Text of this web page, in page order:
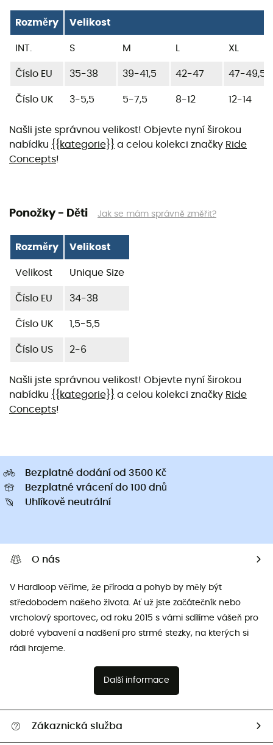
Rozměry Velikost
INT. S M XL
Číslo EU 35-38 39-41,5 42-47 47-49,5
Číslo UK 3-5,5 5-7,5 8-12 12-14
Našli jste správnou velikost! Objevte nyní širokou
nabídku {{kategorie}} a celou kolekci značky Ride
Concepts!
Ponožky - Děti Jak se mám správně změřit?
Rozměry Velikost
Velikost Unique Size
Číslo EU 34-38
Číslo UK 1,5-5,5
Číslo US 2-6
Našli jste správnou velikost! Objevte nyní širokou
nabídku {{kategorie}} a celou kolekci značky Ride
Concepts!
Bezplatné dodání od 3500 Kč
Bezplatné vrácení do 100 dnů
Uhlíkově neutrální
O nás
V Hardloop věříme, že příroda a pohyb by měly být
středobodem našeho života. Ať už jste začátečník nebo
vrcholový sportovec, od roku 2015 s vámi sdílíme vášeň pro
dobré vybavení a nadšení pro strmé stezky, na kterých si
rádi hrajeme.
Další informace
Zákaznická služba